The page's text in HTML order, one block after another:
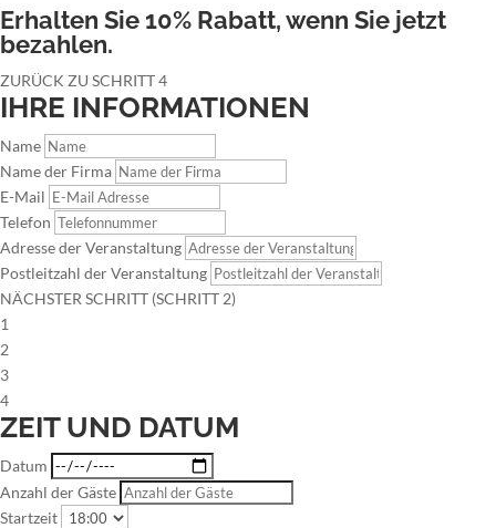
Erhalten Sie 10% Rabatt, wenn Sie jetzt
bezahlen.
ZURÜCK ZU SCHRITT 4
IHRE INFORMATIONEN
Name
Name der Firma
E-Mail
Telefon
Adresse der Veranstaltung
Postleitzahl der Veranstaltung
NÄCHSTER SCHRITT (SCHRITT 2)
1
2
3
4
ZEIT UND DATUM
Datum
Anzahl der Gäste
Startzeit